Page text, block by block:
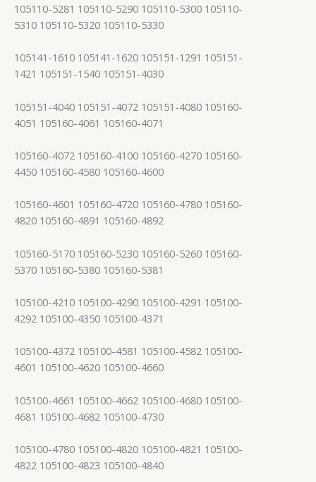
105110-5281 105110-5290 105110-5300 105110-
5310 105110-5320 105110-5330
105141-1610 105141-1620 105151-1291 105151-
1421 105151-1540 105151-4030
105151-4040 105151-4072 105151-4080 105160-
4051 105160-4061 105160-4071
105160-4072 105160-4100 105160-4270 105160-
4450 105160-4580 105160-4600
105160-4601 105160-4720 105160-4780 105160-
4820 105160-4891 105160-4892
105160-5170 105160-5230 105160-5260 105160-
5370 105160-5380 105160-5381
105100-4210 105100-4290 105100-4291 105100-
4292 105100-4350 105100-4371
105100-4372 105100-4581 105100-4582 105100-
4601 105100-4620 105100-4660
105100-4661 105100-4662 105100-4680 105100-
4681 105100-4682 105100-4730
105100-4780 105100-4820 105100-4821 105100-
4822 105100-4823 105100-4840